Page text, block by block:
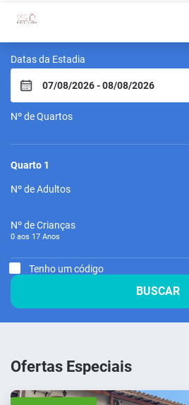
Pousada
Datas da Estadia
Nº de Quartos
Quarto 1
Nº de Adultos
Nº de Crianças
0 aos 17 Anos
Tenho um código
BUSCAR
Ofertas Especiais